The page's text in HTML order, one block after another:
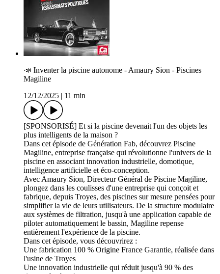
📣 Inventer la piscine autonome - Amaury Sion - Piscines
Magiline
12/12/2025
11 min
[SPONSORISÉ] Et si la piscine devenait l'un des objets les
plus intelligents de la maison ?
Dans cet épisode de Génération Fab, découvrez Piscine
Magiline, entreprise française qui révolutionne l'univers de la
piscine en associant innovation industrielle, domotique,
intelligence artificielle et éco-conception.
Avec Amaury Sion, Directeur Général de Piscine Magiline,
plongez dans les coulisses d'une entreprise qui conçoit et
fabrique, depuis Troyes, des piscines sur mesure pensées pour
simplifier la vie de leurs utilisateurs. De la structure modulaire
aux systèmes de filtration, jusqu'à une application capable de
piloter automatiquement le bassin, Magiline repense
entièrement l'expérience de la piscine.
Dans cet épisode, vous découvrirez :
Une fabrication 100 % Origine France Garantie, réalisée dans
l'usine de Troyes
Une innovation industrielle qui réduit jusqu'à 90 % des